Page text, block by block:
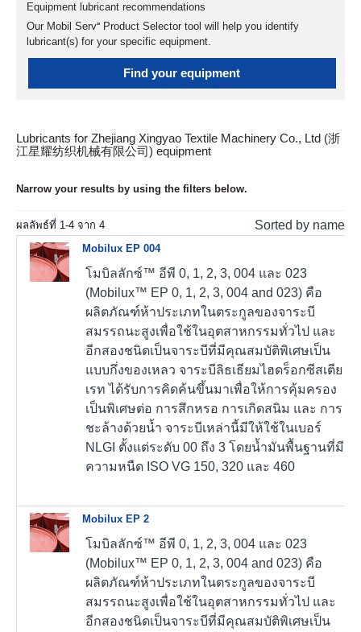
Equipment lubricant recommendations
Our Mobil Serv℠ Product Selector tool will help you identify
lubricant(s) for your specific equipment.
Find your equipment
Lubricants for Zhejiang Xingyao Textile Machinery Co., Ltd (浙
江星耀纺织机械有限公司) equipment
Narrow your results by using the filters below.
ผลลัพธ์ที่ 1-4 จาก 4 Sorted by name
Mobilux EP 004
โมบิลลักซ์™ อีพี 0, 1, 2, 3, 004 และ 023
(Mobilux™ EP 0, 1, 2, 3, 004 and 023) คือ
ผลิตภัณฑ์ห้าประเภทในตระกูลของจาระบี
สมรรถนะสูงเพื่อใช้ในอุตสาหกรรมทั่วไป และ
อีกสองชนิดเป็นจาระบีที่มีคุณสมบัติพิเศษเป็น
แบบกึ่งของเหลว จาระบีลิธเธียมไฮดร็อกซีสเตีย
เรท ได้รับการคิดค้นขึ้นมาเพื่อให้การคุ้มครอง
เป็นพิเศษต่อ การสึกหรอ การเกิดสนิม และ การ
ชะล้างด้วยน้ำ จาระบีเหล่านี้มีให้ใช้ในเบอร์
NLGI ตั้งแต่ระดับ 00 ถึง 3 โดยน้ำมันพื้นฐานที่มี
ความหนืด ISO VG 150, 320 และ 460
Mobilux EP 2
โมบิลลักซ์™ อีพี 0, 1, 2, 3, 004 และ 023
(Mobilux™ EP 0, 1, 2, 3, 004 and 023) คือ
ผลิตภัณฑ์ห้าประเภทในตระกูลของจาระบี
สมรรถนะสูงเพื่อใช้ในอุตสาหกรรมทั่วไป และ
อีกสองชนิดเป็นจาระบีที่มีคุณสมบัติพิเศษเป็น